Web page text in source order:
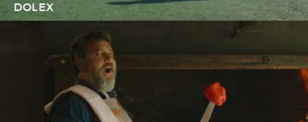
DOLEX